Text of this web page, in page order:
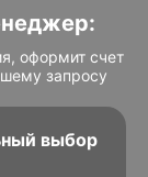
оформит счет
запросу
выбор